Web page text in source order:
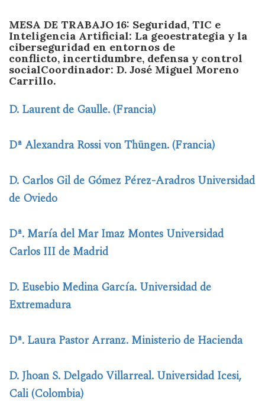
MESA DE TRABAJO 16: Seguridad, TIC e
Inteligencia Artificial: La geoestrategia y la
ciberseguridad en entornos de
conflicto, incertidumbre, defensa y control
socialCoordinador: D. José Miguel Moreno
Carrillo.
D. Laurent de Gaulle. (Francia)
Dª Alexandra Rossi von Thüngen. (Francia)
D. Carlos Gil de Gómez Pérez-Aradros Universidad
de Oviedo
Dª. María del Mar Imaz Montes Universidad
Carlos III de Madrid
D. Eusebio Medina García. Universidad de
Extremadura
Dª. Laura Pastor Arranz. Ministerio de Hacienda
D. Jhoan S. Delgado Villarreal. Universidad Icesi,
Cali (Colombia)